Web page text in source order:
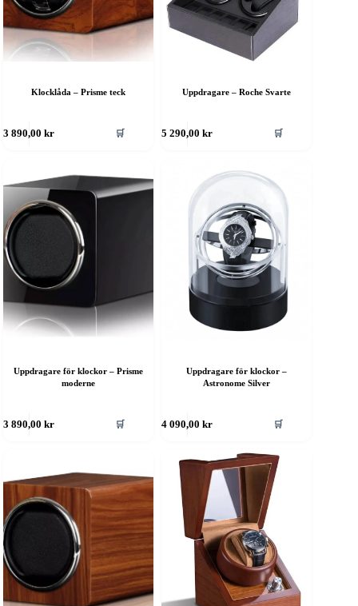
Klocklåda – Prisme teck
3 890,00kr 🛒
Uppdragare – Roche Svarte
5 290,00kr 🛒
Uppdragare för klockor – Prisme
moderne
3 890,00kr 🛒
Uppdragare för klockor –
Astronome Silver
4 090,00kr 🛒